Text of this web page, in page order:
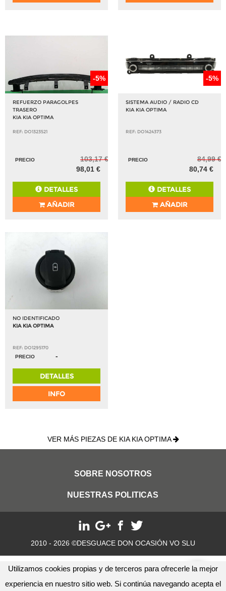
Utilizamos cookies propias y de terceros para ofrecerle la mejor
experiencia en nuestro sitio web. Si continúa navegando acepta el
-5%
REFUERZO PARAGOLPES
TRASERO
KIA KIA OPTIMA
REF: DO1323521
PRECIO
103,17 €
98,01 €
DETALLES
AÑADIR
-5%
SISTEMA AUDIO / RADIO CD
KIA KIA OPTIMA
REF: DO1424373
PRECIO
84,99 €
80,74 €
DETALLES
AÑADIR
NO IDENTIFICADO
KIA KIA OPTIMA
REF: DO1295170
PRECIO
-
DETALLES
INFO
VER MÁS PIEZAS DE KIA KIA OPTIMA
SOBRE NOSOTROS
NUESTRAS POLITICAS
2010 - 2026 ©DESGUACE DON OCASIÓN VO SLU